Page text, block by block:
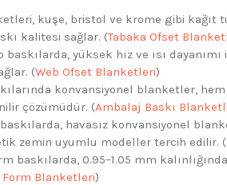
kuşe, bristol ve krome gibi kağıt
kalitesi sağlar. (Tabaka Ofset
yüksek hız ve ısı
(Web Ofset Blanketleri)
konvansiyonel blanketler,
çözümüdür. (Ambalaj Baskı
havasız konvansiyonel
zemin uyumlu modeller tercih edilir. (
baskılarda, 0.95–1.05 mm
Blanketleri)